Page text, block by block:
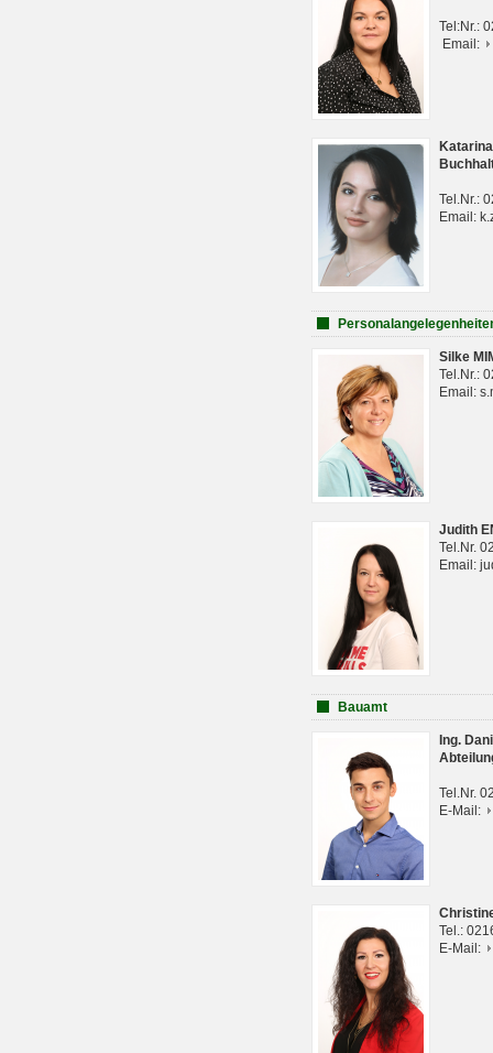
Tel:Nr.:
Email:
Tel.Nr.:
Email:
Silke
Tel.Nr.:
Email:
Judith
Tel.Nr.
Email:
Bauamt
Ing.
Tel.Nr.
E-Mail:
Tel.:
E-Mail: